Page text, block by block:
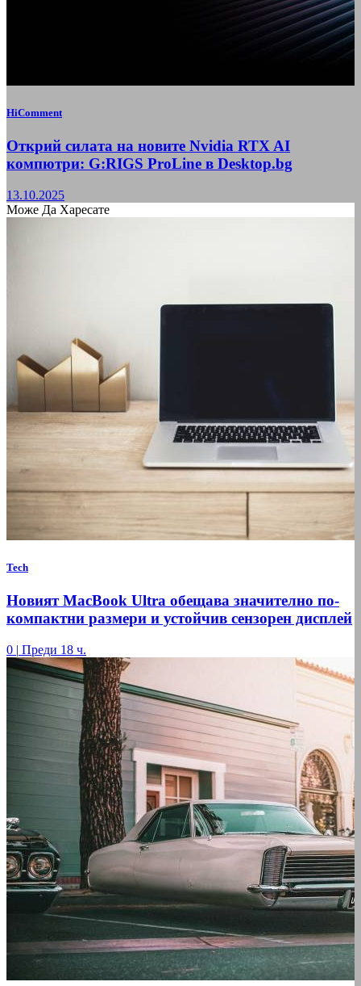
HiComment
Открий силата на новите Nvidia RTX AI
компютри: G:RIGS ProLine в Desktop.bg
13.10.2025
Може Да Харесате
Tech
Новият MacBook Ultra обещава значително по-
компактни размери и устойчив сензорен дисплей
0 | Преди 18 ч.